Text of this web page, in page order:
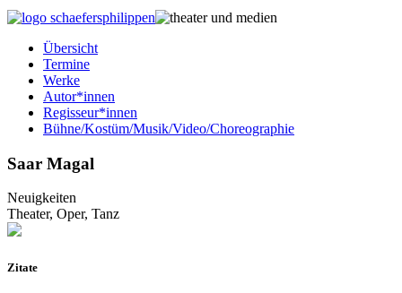
Übersicht
Termine
Werke
Autor*innen
Regisseur*innen
Bühne/Kostüm/Musik/Video/Choreographie
Saar Magal
Neuigkeiten
Theater, Oper, Tanz
Zitate